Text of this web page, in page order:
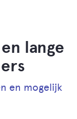
lange
en mogelijk